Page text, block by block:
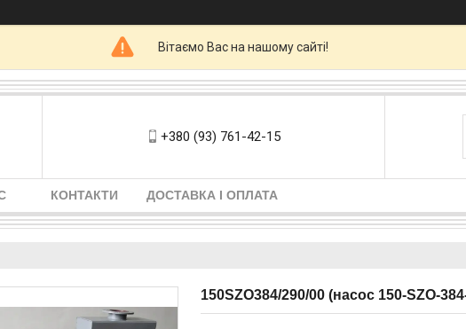
Вітаємо Вас на нашому сайті!
+380 (93) 761-42-15
КОНТАКТИ ДОСТАВКА І ОПЛАТА
150SZO384/290/00 (насос 150-SZO-